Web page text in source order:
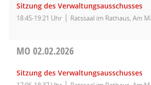
Sitzung des Verwaltungsausschusses
18:45-19:21 Uhr Ratssaal im Rathaus, Am
MO 02.02.2026
Sitzung des Verwaltungsausschusses